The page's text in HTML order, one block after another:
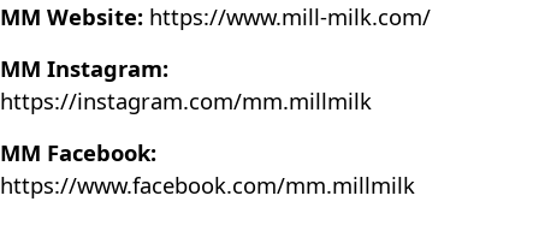
MM Website: https://www.mill-milk.com/
MM Instagram:
https://instagram.com/mm.millmilk
MM Facebook:
https://www.facebook.com/mm.millmilk